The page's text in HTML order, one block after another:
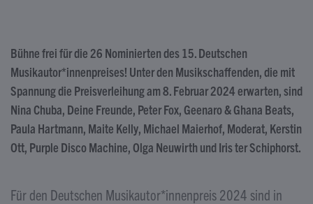
Bühne frei für die 26 Nominierten des 15. Deutschen
Musikautor*innenpreises! Unter den Musikschaffenden, die mit
Spannung die Preisverleihung am 8. Februar 2024 erwarten, sind
Nina Chuba, Deine Freunde, Peter Fox, Geenaro & Ghana Beats,
Paula Hartmann, Maite Kelly, Michael Maierhof, Moderat, Kerstin
Ott, Purple Disco Machine, Olga Neuwirth und Iris ter Schiphorst.
Für den Deutschen Musikautor*innenpreis 2024 sind in